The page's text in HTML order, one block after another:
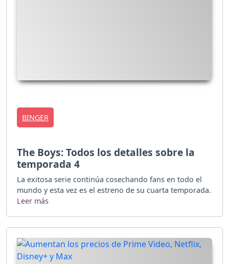
BINGER
The Boys: Todos los detalles sobre la
temporada 4
La exitosa serie continúa cosechando fans en todo el
mundo y esta vez es el estreno de su cuarta temporada.